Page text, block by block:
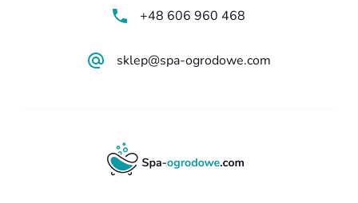
+48 606 960 468
sklep@spa-ogrodowe.com